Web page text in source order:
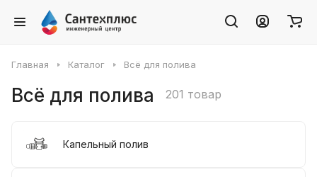
Главная Каталог Всё для полива
Всё для полива 201 товар
Капельный полив